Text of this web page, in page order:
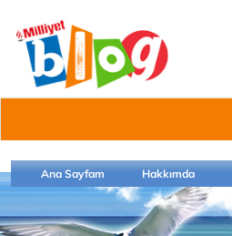
Ana Sayfam Hakkımda